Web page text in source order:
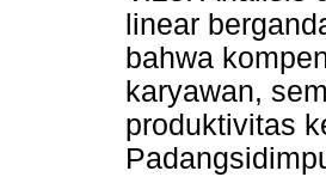
linear
bahwa
karyawan,
produktivitas